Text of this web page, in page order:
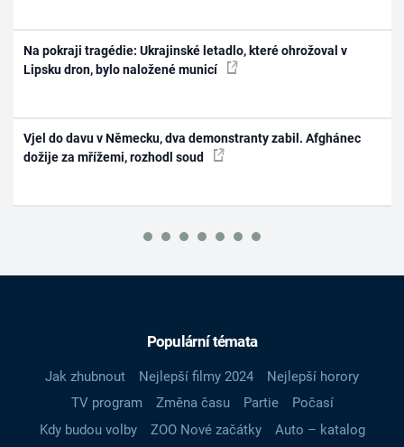
Na pokraji tragédie: Ukrajinské letadlo, které ohrožoval v
Lipsku dron, bylo naložené municí
Vjel do davu v Německu, dva demonstranty zabil. Afghánec
dožije za mřížemi, rozhodl soud
Populární témata
Jak zhubnout Nejlepší filmy 2024
Nejlepší horory
TV program
Změna času Partie
Počasí
Kdy budou volby
ZOO Nové začátky
Auto – katalog